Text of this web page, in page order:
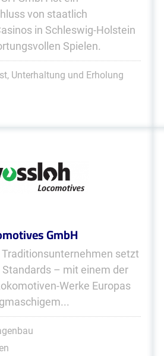
von staatlich
in Schleswig-Holstein
Spielen.
Unterhaltung und Erholung
GmbH
setzt
– mit einem der
Werke Europas